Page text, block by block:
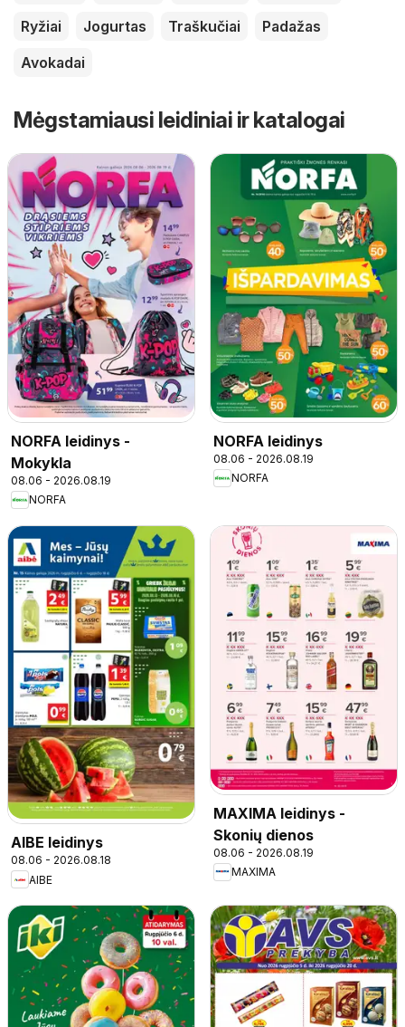
Ryžiai
Jogurtas Traškučiai
Padažas
Avokadai
Mėgstamiausi leidiniai ir katalogai
NORFA leidinys -
Mokykla
08.06 - 2026.08.19
NORFA
NORFA leidinys
08.06 - 2026.08.19
NORFA
AIBE leidinys
08.06 - 2026.08.18
AIBE
MAXIMA leidinys -
Skonių dienos
08.06 - 2026.08.19
MAXIMA